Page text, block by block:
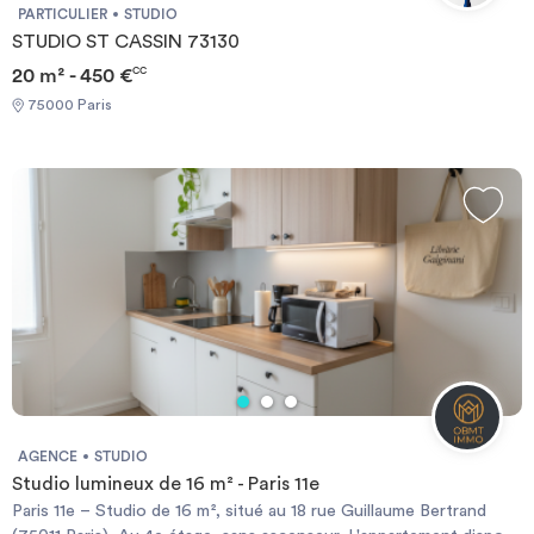
haut débit offerte Bon plan énergie Prêt de matériel gratuit
D'autres services peuvent être disponibles en résidence. Pour +
d'infos, contactez votre responsable de résidence. *selon
PARTICULIER STUDIO
STUDIO ST CASSIN 73130
20 m² - 450 €CC
75000 Paris
AGENCE STUDIO
Studio lumineux de 16 m² - Paris 11e
Paris 11e – Studio de 16 m², situé au 18 rue Guillaume Bertrand